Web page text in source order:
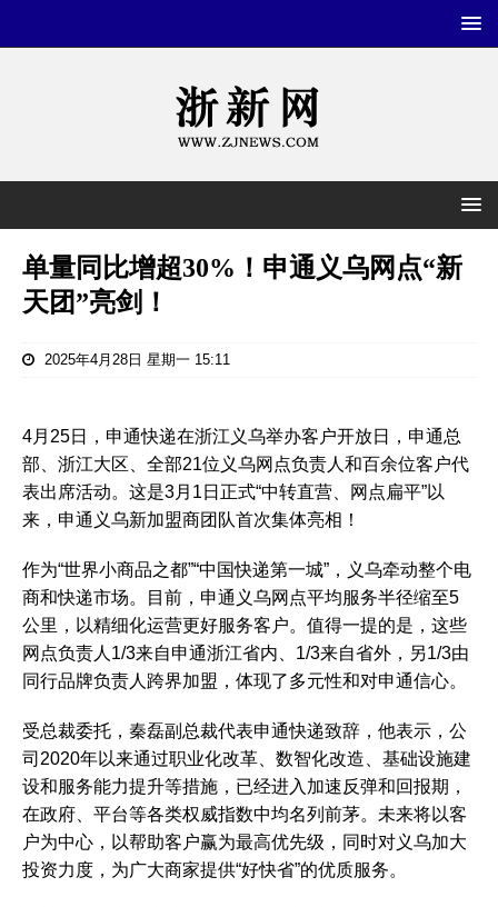
单量同比增超30%！申通义乌网点“新
天团”亮剑！
2025年4月28日 星期一 15:11
4月25日，申通快递在浙江义乌举办客户开放日，申通总
部、浙江大区、全部21位义乌网点负责人和百余位客户代
表出席活动。这是3月1日正式“中转直营、网点扁平”以
来，申通义乌新加盟商团队首次集体亮相！
作为“世界小商品之都”“中国快递第一城”，义乌牵动整个电
商和快递市场。目前，申通义乌网点平均服务半径缩至5
公里，以精细化运营更好服务客户。值得一提的是，这些
网点负责人1/3来自申通浙江省内、1/3来自省外，另1/3由
同行品牌负责人跨界加盟，体现了多元性和对申通信心。
受总裁委托，秦磊副总裁代表申通快递致辞，他表示，公
司2020年以来通过职业化改革、数智化改造、基础设施建
设和服务能力提升等措施，已经进入加速反弹和回报期，
在政府、平台等各类权威指数中均名列前茅。未来将以客
户为中心，以帮助客户赢为最高优先级，同时对义乌加大
投资力度，为广大商家提供“好快省”的优质服务。